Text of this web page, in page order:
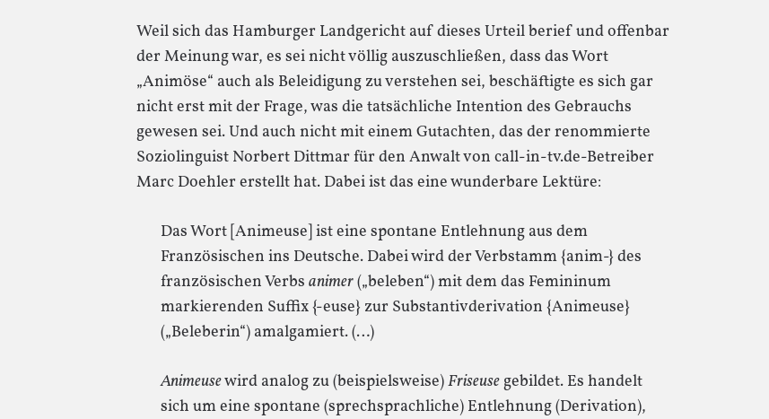
Weil sich das Hamburger Landgericht auf dieses Urteil berief und offenbar
der Meinung war, es sei nicht völlig auszuschließen, dass das Wort
„Animöse“ auch als Beleidigung zu verstehen sei, beschäftigte es sich gar
nicht erst mit der Frage, was die tatsächliche Intention des Gebrauchs
gewesen sei. Und auch nicht mit einem Gutachten, das der renommierte
Soziolinguist Norbert Dittmar für den Anwalt von call-in-tv.de-Betreiber
Marc Doehler erstellt hat. Dabei ist das eine wunderbare Lektüre:
Das Wort [Animeuse] ist eine spontane Entlehnung aus dem
Französischen ins Deutsche. Dabei wird der Verbstamm {anim-} des
französischen Verbs animer(„beleben“) mit dem das Femininum
markierenden Suffix {-euse} zur Substantivderivation {Animeuse}
(„Beleberin“) amalgamiert. (…)
Animeusewird analog zu (beispielsweise)Friseusegebildet. Es handelt
sich um eine spontane (sprechsprachliche) Entlehnung (Derivation),